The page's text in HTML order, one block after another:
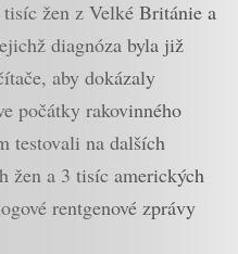
žen z Velké Británie a
diagnóza byla již
aby dokázaly
počátky rakovinného
testovali na dalších
žen a 3 tisíc amerických
rentgenové zprávy